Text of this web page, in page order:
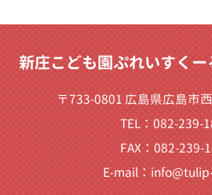
新庄こども園ぷれいすく
〒733-0801 広島県広島市
TEL：082-239-
FAX：082-239-
E-mail：